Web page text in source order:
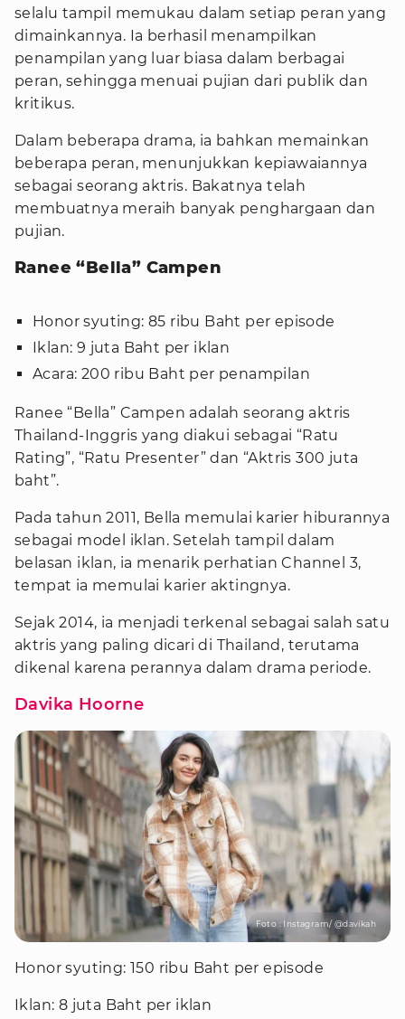
selalu tampil memukau dalam setiap peran yang
dimainkannya. Ia berhasil menampilkan
penampilan yang luar biasa dalam berbagai
peran, sehingga menuai pujian dari publik dan
kritikus.
Dalam beberapa drama, ia bahkan memainkan
beberapa peran, menunjukkan kepiawaiannya
sebagai seorang aktris. Bakatnya telah
membuatnya meraih banyak penghargaan dan
pujian.
Ranee “Bella” Campen
Honor syuting: 85 ribu Baht per episode
Iklan: 9 juta Baht per iklan
Acara: 200 ribu Baht per penampilan
Ranee “Bella” Campen adalah seorang aktris
Thailand-Inggris yang diakui sebagai “Ratu
Rating”, “Ratu Presenter” dan “Aktris 300 juta
baht”.
Pada tahun 2011, Bella memulai karier hiburannya
sebagai model iklan. Setelah tampil dalam
belasan iklan, ia menarik perhatian Channel 3,
tempat ia memulai karier aktingnya.
Sejak 2014, ia menjadi terkenal sebagai salah satu
aktris yang paling dicari di Thailand, terutama
dikenal karena perannya dalam drama periode.
Davika Hoorne
Foto : Instagram/ @davikah
Honor syuting: 150 ribu Baht per episode
Iklan: 8 juta Baht per iklan